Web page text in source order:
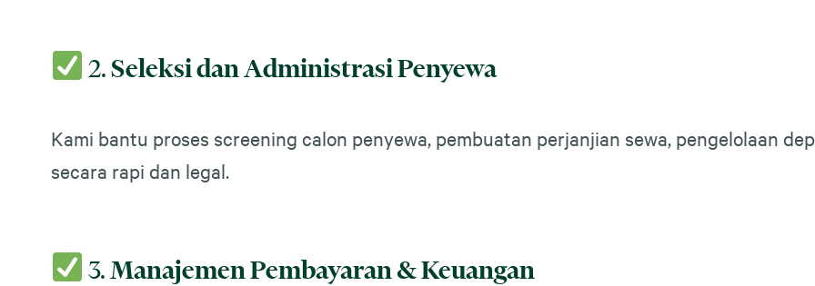
2.Seleksi dan Administrasi Penyewa
Kami bantu proses screening calon penyewa, pembuatan perjanjian sewa, pengelolaan
secara rapi dan legal.
3. Manajemen Pembayaran & Keuangan